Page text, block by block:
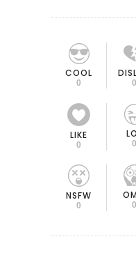
COOL
0 0
LIKE
0 0
NSFW
0 0